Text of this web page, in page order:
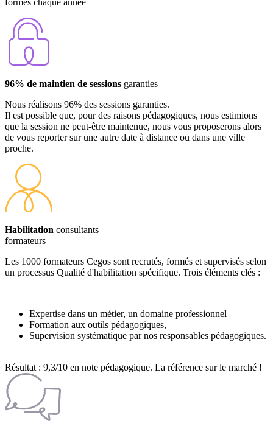
formés chaque année
96% de maintien de sessions garanties
Nous réalisons 96% des sessions garanties.
Il est possible que, pour des raisons pédagogiques, nous estimions
que la session ne peut-être maintenue, nous vous proposerons alors
de vous reporter sur une autre date à distance ou dans une ville
proche.
Habilitation consultants
formateurs
Les 1000 formateurs Cegos sont recrutés, formés et supervisés selon
un processus Qualité d'habilitation spécifique. Trois éléments clés :
Expertise dans un métier, un domaine professionnel
Formation aux outils pédagogiques,
Supervision systématique par nos responsables pédagogiques.
Résultat : 9,3/10 en note pédagogique. La référence sur le marché !